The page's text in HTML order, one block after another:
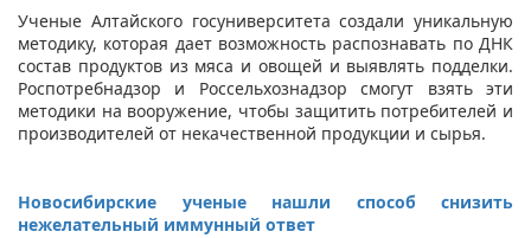
Ученые Алтайского госуниверситета создали уникальную
методику, которая дает возможность распознавать по ДНК
состав продуктов из мяса и овощей и выявлять подделки.
Роспотребнадзор и Россельхознадзор смогут взять эти
методики на вооружение, чтобы защитить потребителей и
производителей от некачественной продукции и сырья.
Новосибирские ученые нашли способ снизить
нежелательный иммунный ответ